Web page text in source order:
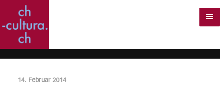
14. Februar 2014